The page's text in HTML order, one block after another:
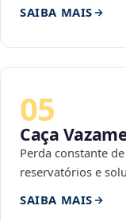
SAIBA MAIS
05
Caça
Perda constante
reservatórios e
SAIBA MAIS